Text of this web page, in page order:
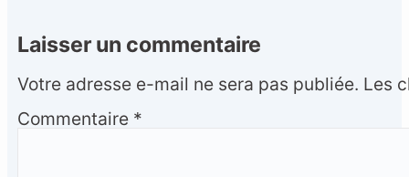
Laisser un commentaire
Votre adresse e-mail ne sera pas publiée. Les
Commentaire *